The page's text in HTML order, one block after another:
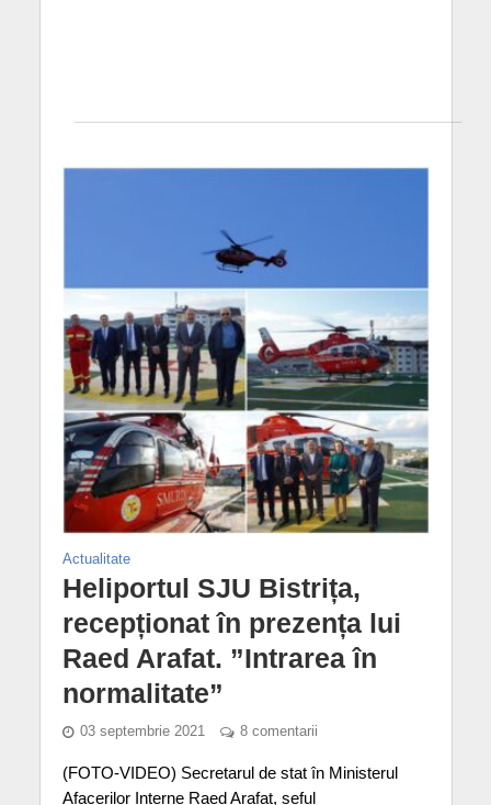
Actualitate
Heliportul SJU Bistrița,
recepționat în prezența lui
Raed Arafat. ”Intrarea în
normalitate”
03 septembrie 2021 8 comentarii
(FOTO-VIDEO) Secretarul de stat în Ministerul
Afacerilor Interne Raed Arafat, șeful